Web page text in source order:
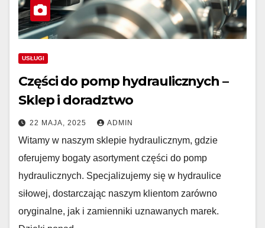
USŁUGI
Części do pomp hydraulicznych –
Sklep i doradztwo
22 MAJA, 2025 ADMIN
Witamy w naszym sklepie hydraulicznym, gdzie
oferujemy bogaty asortyment części do pomp
hydraulicznych. Specjalizujemy się w hydraulice
siłowej, dostarczając naszym klientom zarówno
oryginalne, jak i zamienniki uznawanych marek.